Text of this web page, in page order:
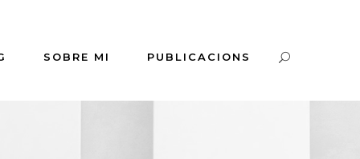
SOBRE MI PUBLICACIONS